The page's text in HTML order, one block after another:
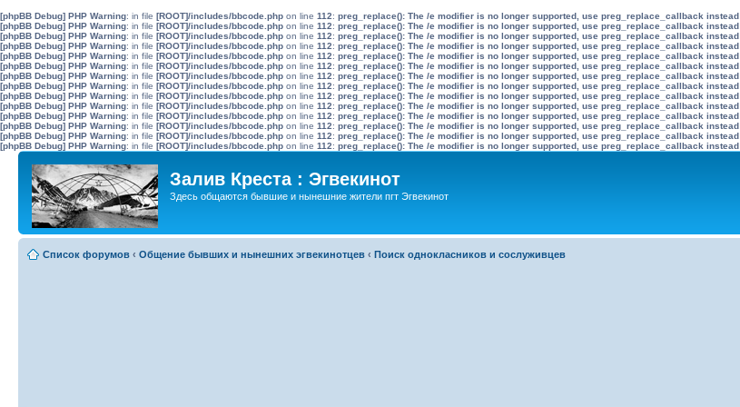
[phpBB Debug] PHP Warning: in file [ROOT]/includes/bbcode.php on line 112: preg_replace(): The /e modifier is no longer supported, use preg_replace_callback instead
[phpBB Debug] PHP Warning: in file [ROOT]/includes/bbcode.php on line 112: preg_replace(): The /e modifier is no longer supported, use preg_replace_callback instead
[phpBB Debug] PHP Warning: in file [ROOT]/includes/bbcode.php on line 112: preg_replace(): The /e modifier is no longer supported, use preg_replace_callback instead
[phpBB Debug] PHP Warning: in file [ROOT]/includes/bbcode.php on line 112: preg_replace(): The /e modifier is no longer supported, use preg_replace_callback instead
[phpBB Debug] PHP Warning: in file [ROOT]/includes/bbcode.php on line 112: preg_replace(): The /e modifier is no longer supported, use preg_replace_callback instead
[phpBB Debug] PHP Warning: in file [ROOT]/includes/bbcode.php on line 112: preg_replace(): The /e modifier is no longer supported, use preg_replace_callback instead
[phpBB Debug] PHP Warning: in file [ROOT]/includes/bbcode.php on line 112: preg_replace(): The /e modifier is no longer supported, use preg_replace_callback instead
[phpBB Debug] PHP Warning: in file [ROOT]/includes/bbcode.php on line 112: preg_replace(): The /e modifier is no longer supported, use preg_replace_callback instead
[phpBB Debug] PHP Warning: in file [ROOT]/includes/bbcode.php on line 112: preg_replace(): The /e modifier is no longer supported, use preg_replace_callback instead
[phpBB Debug] PHP Warning: in file [ROOT]/includes/bbcode.php on line 112: preg_replace(): The /e modifier is no longer supported, use preg_replace_callback instead
[phpBB Debug] PHP Warning: in file [ROOT]/includes/bbcode.php on line 112: preg_replace(): The /e modifier is no longer supported, use preg_replace_callback instead
[phpBB Debug] PHP Warning: in file [ROOT]/includes/bbcode.php on line 112: preg_replace(): The /e modifier is no longer supported, use preg_replace_callback instead
[phpBB Debug] PHP Warning: in file [ROOT]/includes/bbcode.php on line 112: preg_replace(): The /e modifier is no longer supported, use preg_replace_callback instead
[phpBB Debug] PHP Warning: in file [ROOT]/includes/bbcode.php on line 112: preg_replace(): The /e modifier is no longer supported, use preg_replace_callback instead
Залив Креста : Эгвекинот
Здесь общаются бывшие и нынешние жители пгт Эгвекинот
Список форумов ‹ Общение бывших и нынешних эгвекинотцев ‹ Поиск однокласников и сослуживцев